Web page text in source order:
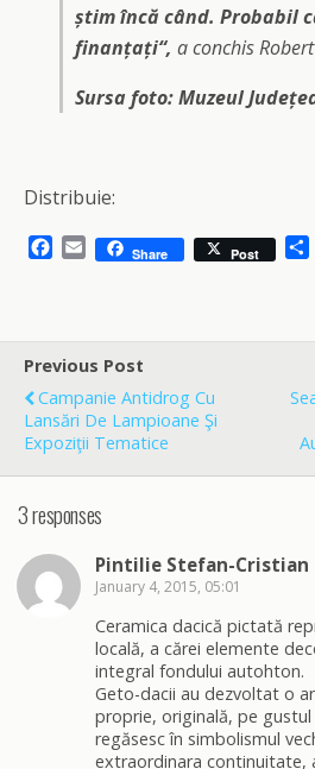
știm încă când. Probabil
finanțați“, a conchis
Sursa foto: Muzeul
Distribuie:
b
o
o
k
E
l
Share Post
Previous Post
Campanie Antidrog Cu
Lansări De Lampioane Şi
Expoziţii Tematice
3 responses
Pintilie Stefan-Cristian
January 4, 2015, 05:01
Ceramica dacică pictată
locală, a cărei elemente
integral fondului autohton.
Geto-dacii au dezvoltat o
proprie, originală, pe
regăsesc în simbolismul
extraordinara continuitate,